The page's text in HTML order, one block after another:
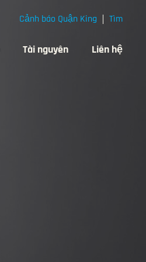
Tài nguyên Liên hệ
Cảnh báo Quận King Tìm